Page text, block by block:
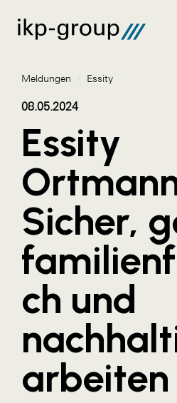
Meldungen
AKTUELLES
ACO
ALEX Krems
Amazon Web Services
Artweger
AustroCel Hallein
Blaguss
Bundesverband
Cineplexx
Meldungen / Essity
08.05.2024
Essity
Sicher,
ch und
arbeiten